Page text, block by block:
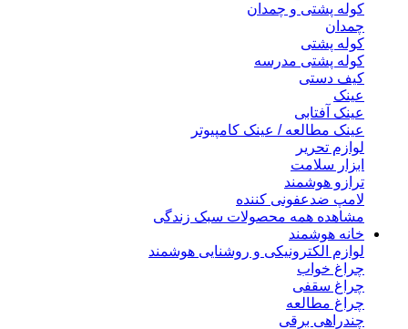
کوله پشتی و چمدان
چمدان
کوله پشتی
کوله پشتی مدرسه
کیف دستی
عینک
عینک آفتابی
عینک مطالعه / عینک کامپیوتر
لوازم تحریر
ابزار سلامت
ترازو هوشمند
لامپ ضدعفونی کننده
مشاهده همه محصولات سبک زندگی
خانه هوشمند
لوازم الکترونیکی و روشنایی هوشمند
چراغ خواب
چراغ سقفی
چراغ مطالعه
چندراهی برقی